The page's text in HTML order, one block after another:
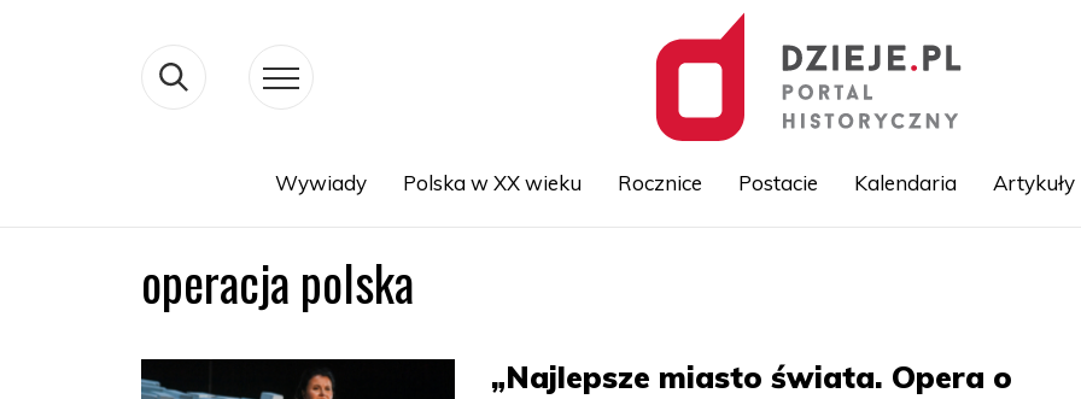
Wywiady Polska w XX wieku Rocznice Postacie Kalendaria Artykuły
operacja polska
„Najlepsze miasto świata. Opera o